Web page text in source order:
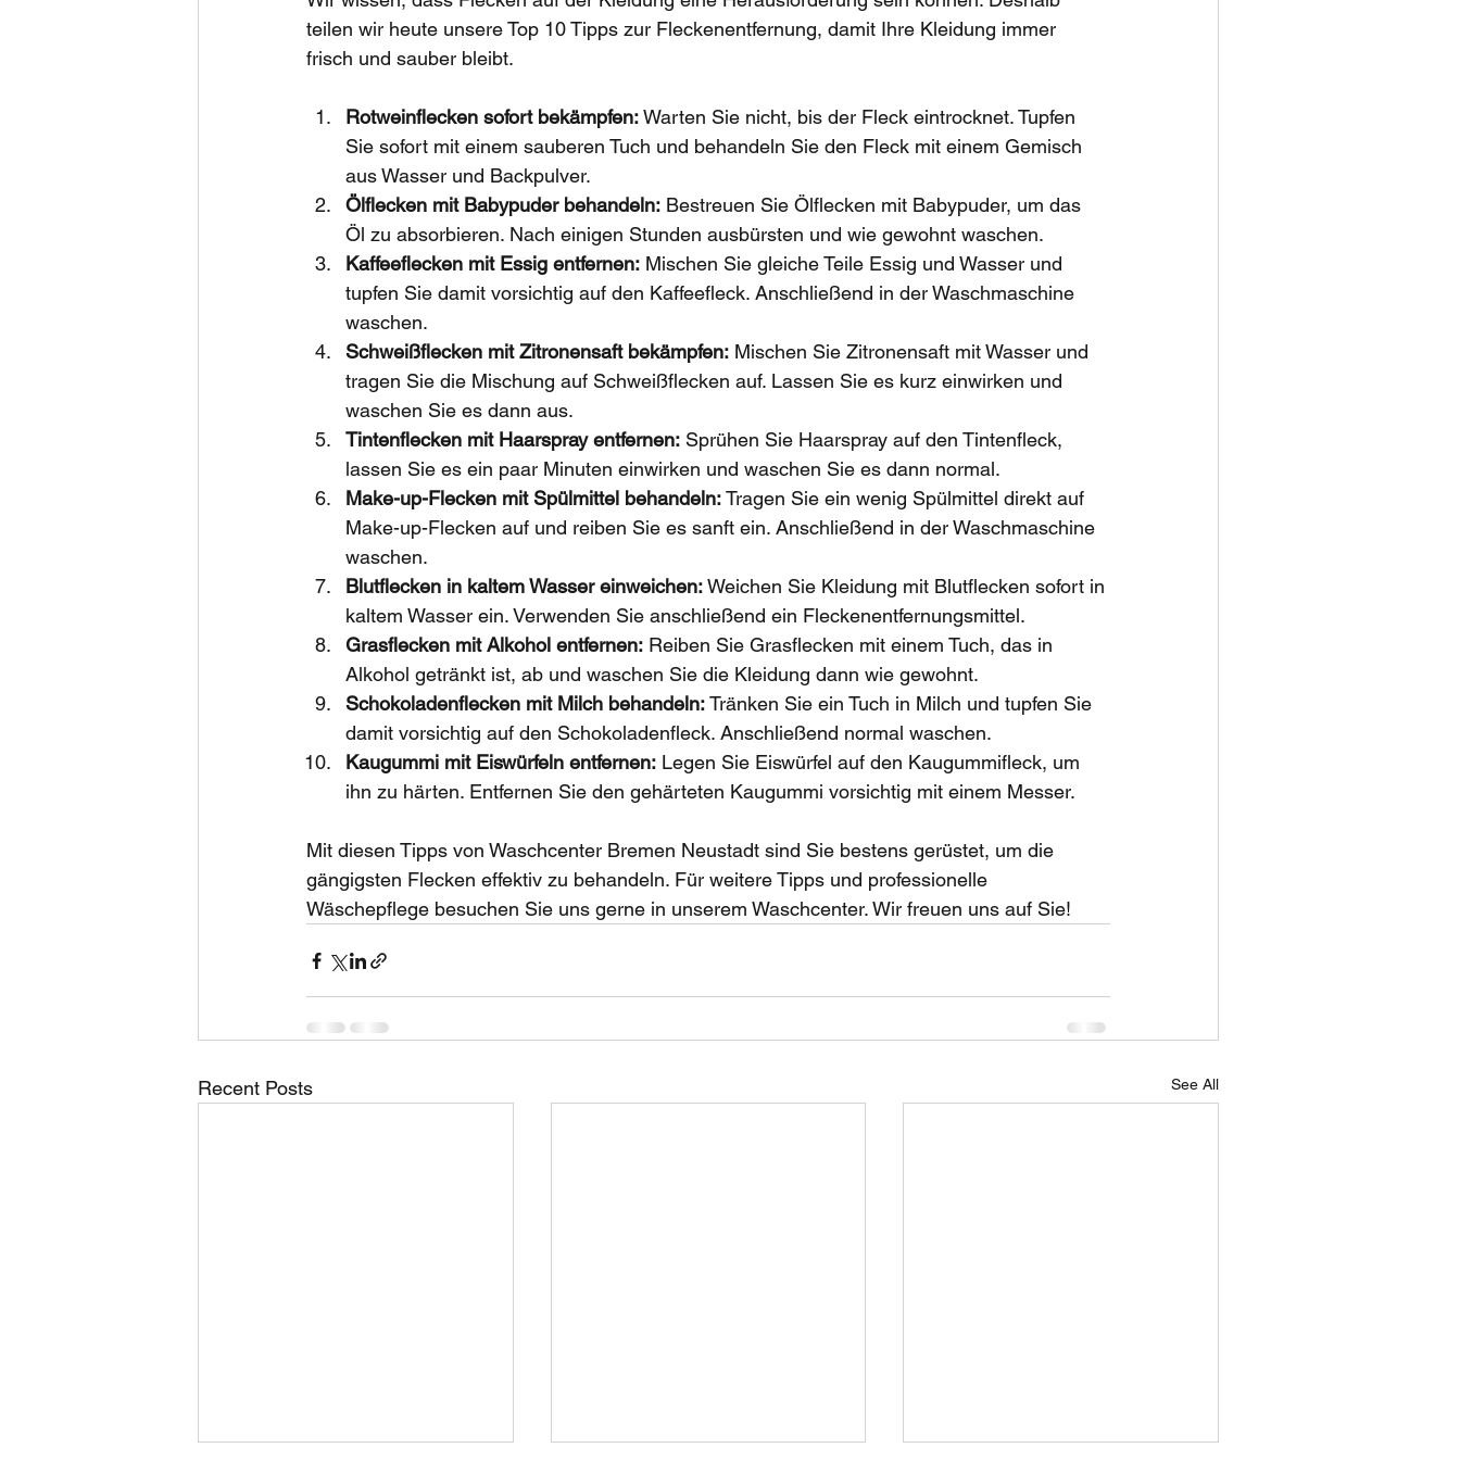
teilen wir heute unsere Top 10 Tipps zur Fleckenentfernung, damit Ihre Kleidung immer
frisch und sauber bleibt.
Rotweinflecken sofort bekämpfen: Warten Sie nicht, bis der Fleck eintrocknet. Tupfen
Sie sofort mit einem sauberen Tuch und behandeln Sie den Fleck mit einem Gemisch
aus Wasser und Backpulver.
Ölflecken mit Babypuder behandeln: Bestreuen Sie Ölflecken mit Babypuder, um das
Öl zu absorbieren. Nach einigen Stunden ausbürsten und wie gewohnt waschen.
Kaffeeflecken mit Essig entfernen: Mischen Sie gleiche Teile Essig und Wasser und
tupfen Sie damit vorsichtig auf den Kaffeefleck. Anschließend in der Waschmaschine
waschen.
Schweißflecken mit Zitronensaft bekämpfen: Mischen Sie Zitronensaft mit Wasser und
tragen Sie die Mischung auf Schweißflecken auf. Lassen Sie es kurz einwirken und
waschen Sie es dann aus.
Tintenflecken mit Haarspray entfernen: Sprühen Sie Haarspray auf den Tintenfleck,
lassen Sie es ein paar Minuten einwirken und waschen Sie es dann normal.
Make-up-Flecken mit Spülmittel behandeln: Tragen Sie ein wenig Spülmittel direkt auf
Make-up-Flecken auf und reiben Sie es sanft ein. Anschließend in der Waschmaschine
waschen.
Blutflecken in kaltem Wasser einweichen: Weichen Sie Kleidung mit Blutflecken sofort in
kaltem Wasser ein. Verwenden Sie anschließend ein Fleckenentfernungsmittel.
Grasflecken mit Alkohol entfernen: Reiben Sie Grasflecken mit einem Tuch, das in
Alkohol getränkt ist, ab und waschen Sie die Kleidung dann wie gewohnt.
Schokoladenflecken mit Milch behandeln: Tränken Sie ein Tuch in Milch und tupfen Sie
damit vorsichtig auf den Schokoladenfleck. Anschließend normal waschen.
Kaugummi mit Eiswürfeln entfernen: Legen Sie Eiswürfel auf den Kaugummifleck, um
ihn zu härten. Entfernen Sie den gehärteten Kaugummi vorsichtig mit einem Messer.
Mit diesen Tipps von Waschcenter Bremen Neustadt sind Sie bestens gerüstet, um die
gängigsten Flecken effektiv zu behandeln. Für weitere Tipps und professionelle
Wäschepflege besuchen Sie uns gerne in unserem Waschcenter. Wir freuen uns auf Sie!
Recent Posts See All